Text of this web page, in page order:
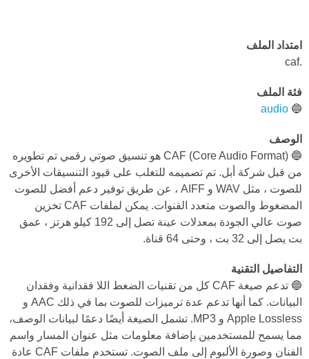
امتداد الملف
.caf
فئة الملف
🔵
audio
الوصف
🔵 CAF (Core Audio Format) هو تنسيق صوتي رقمي تم تطويره
من قبل شركة أبل. تم تصميمه للتغلب على قيود التنسيقات الأخرى
للصوت ، مثل WAV و AIFF ، عن طريق توفير دعم أفضل للصوت
المضغوط والصوت متعدد القنوات. يمكن لملفات CAF تخزين
صوت عالي الجودة بمعدلات عينة تصل إلى 192 كيلو هرتز ، عمق
بت يصل إلى 32 بت ، وحتى 64 قناة.
التفاصيل التقنية
🔵 تدعم صيغة CAF كل من تقنيات الضغط اللا فقدانية وفقدان
البيانات. كما أنها تدعم عدة ترميزات للصوت بما في ذلك AAC و
Apple Lossless و MP3. تشمل الصيغة أيضًا دعمًا لبيانات الوصف،
مما يسمح للمستخدمين بإضافة معلومات مثل عنوان المسار واسم
الفنان وصورة الألبوم إلى ملف الصوت. تستخدم ملفات CAF عادة